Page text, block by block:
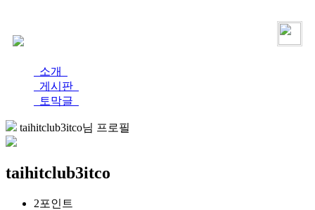
소개
게시판
토막글
taihitclub3itco님 프로필
taihitclub3itco
2포인트